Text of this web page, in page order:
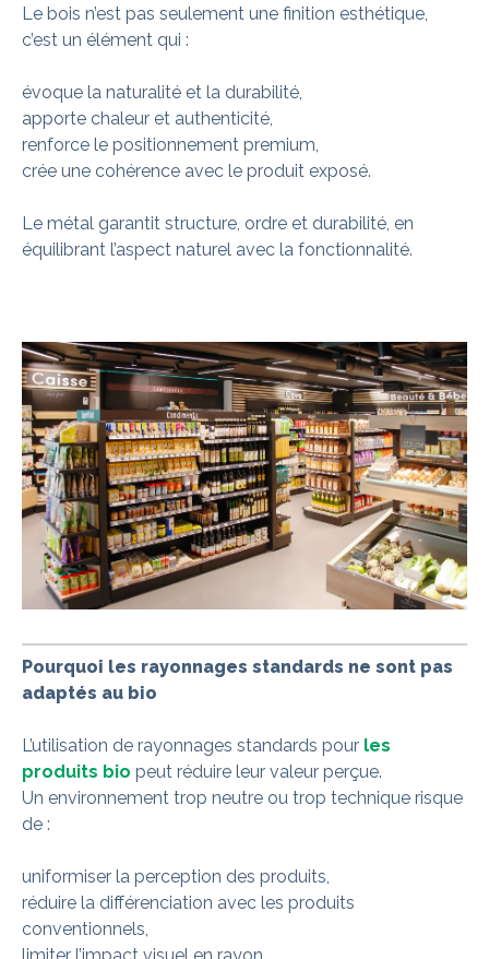
Le bois n’est pas seulement une finition esthétique,
c’est un élément qui :
évoque la naturalité et la durabilité,
apporte chaleur et authenticité,
renforce le positionnement premium,
crée une cohérence avec le produit exposé.
Le métal garantit structure, ordre et durabilité, en
équilibrant l’aspect naturel avec la fonctionnalité.
Pourquoi les rayonnages standards ne sont pas
adaptés au bio
L’utilisation de rayonnages standards pour les
produits bio peut réduire leur valeur perçue.
Un environnement trop neutre ou trop technique risque
de :
uniformiser la perception des produits,
réduire la différenciation avec les produits
conventionnels,
limiter l’impact visuel en rayon.